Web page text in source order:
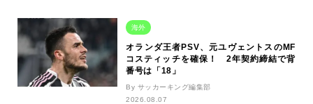
海外
オランダ王者PSV、元ユヴェントスのMF
コスティッチを確保！ 2年契約締結で背
番号は「18」
By サッカーキング編集部
2026.08.07